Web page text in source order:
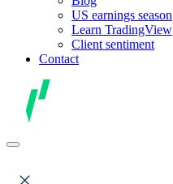
US earnings season
Learn TradingView
Client sentiment
Contact